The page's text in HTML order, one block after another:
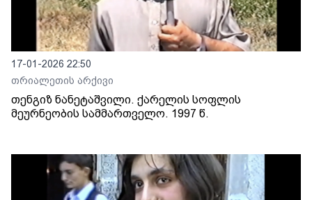
17-01-2026 22:50
თრიალეთის არქივი
თენგიზ ნანეტაშვილი. ქარელის სოფლის
მეურნეობის სამმართველო. 1997 წ.